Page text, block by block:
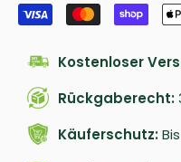
Kostenloser
Rückgaberecht:
Käuferschutz: